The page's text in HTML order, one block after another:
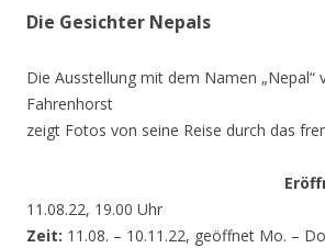
Die Gesichter Nepals
Die Ausstellung mit dem Namen „Nepal“
Fahrenhorst
zeigt Fotos von seine Reise durch das
11.08.22, 19.00 Uhr
Zeit: 11.08. – 10.11.22, geöffnet Mo. –